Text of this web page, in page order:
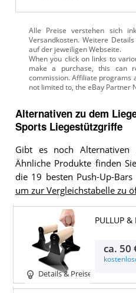
Alle Preise verstehen sich
Versandkosten. Weitere
auf der jeweiligen Webseite.
Alternativen zu dem
Sports Liegestützgriffe
Gibt es noch Alternativen
Ähnliche Produkte finden
die 19 besten Push-Up-Bars
um zur Vergleichstabelle zu
Details & Preise
PULLUP
ca. 50